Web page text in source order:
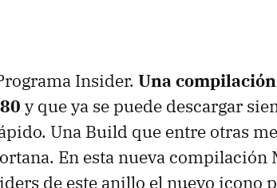
Insider. Una
y que ya se puede descargar
Una Build que entre otras
En esta nueva compilación
de este anillo el nuevo icono